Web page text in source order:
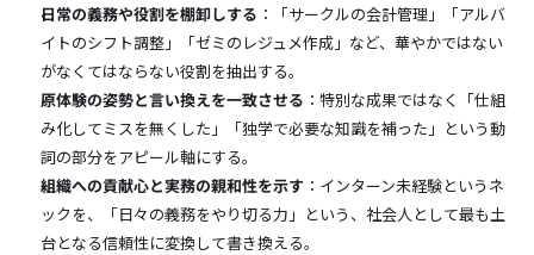
日常の義務や役割を棚卸しする ：「サークルの会計管理」「アルバ
イトのシフト調整」「ゼミのレジュメ作成」など、華やかではない
がなくてはならない役割を抽出する。
原体験の姿勢と言い換えを一致させる ：特別な成果ではなく「仕組
み化してミスを無くした」「独学で必要な知識を補った」という動
詞の部分をアピール軸にする。
組織への貢献心と実務の親和性を示す ：インターン未経験というネ
ックを、「日々の義務をやり切る力」という、社会人として最も土
台となる信頼性に変換して書き換える。